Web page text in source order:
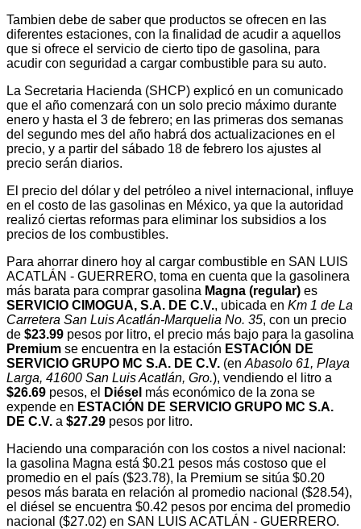
Tambien debe de saber que productos se ofrecen en las
diferentes estaciones, con la finalidad de acudir a aquellos
que si ofrece el servicio de cierto tipo de gasolina, para
acudir con seguridad a cargar combustible para su auto.
La Secretaria Hacienda (SHCP) explicó en un comunicado
que el año comenzará con un solo precio máximo durante
enero y hasta el 3 de febrero; en las primeras dos semanas
del segundo mes del año habrá dos actualizaciones en el
precio, y a partir del sábado 18 de febrero los ajustes al
precio serán diarios.
El precio del dólar y del petróleo a nivel internacional, influye
en el costo de las gasolinas en México, ya que la autoridad
realizó ciertas reformas para eliminar los subsidios a los
precios de los combustibles.
Para ahorrar dinero hoy al cargar combustible en SAN LUIS
ACATLÁN - GUERRERO, toma en cuenta que la gasolinera
más barata para comprar gasolina Magna (regular) es
SERVICIO CIMOGUA, S.A. DE C.V., ubicada en Km 1 de La
Carretera San Luis Acatlán-Marquelia No. 35, con un precio
de $23.99 pesos por litro, el precio más bajo para la gasolina
Premium se encuentra en la estación ESTACIÓN DE
SERVICIO GRUPO MC S.A. DE C.V. (en Abasolo 61, Playa
Larga, 41600 San Luis Acatlán, Gro.), vendiendo el litro a
$26.69 pesos, el Diésel más económico de la zona se
expende en ESTACIÓN DE SERVICIO GRUPO MC S.A.
DE C.V. a $27.29 pesos por litro.
Haciendo una comparación con los costos a nivel nacional:
la gasolina Magna está $0.21 pesos más costoso que el
promedio en el país ($23.78), la Premium se sitúa $0.20
pesos más barata en relación al promedio nacional ($28.54),
el diésel se encuentra $0.42 pesos por encima del promedio
nacional ($27.02) en SAN LUIS ACATLÁN - GUERRERO.